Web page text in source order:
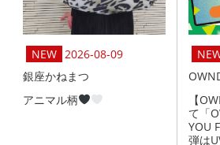
2026-08-09
銀座かねまつ
アニマル柄
【
て「
YOU
弾は